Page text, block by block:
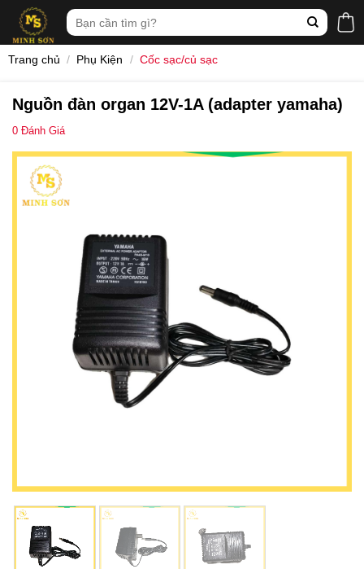
content
Tìm
kiếm:
Trang chủ / Phụ Kiện / Cốc sạc/củ sạc
Nguồn đàn organ 12V-1A (adapter yamaha)
0 Đánh Giá